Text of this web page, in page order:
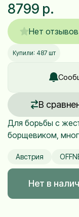
Нет отзывов
Купили: 487 шт
В
8799 р.
Для борьбы с
борщевиком,
Австрия
Нет в